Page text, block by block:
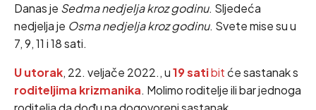
Danas je Sedma nedjelja kroz godinu. Sljedeća
nedjelja je Osma nedjelja kroz godinu. Svete mise su u
7, 9, 11 i 18 sati.
U utorak, 22. veljače 2022., u19 satibit će sastanak s
roditeljima krizmanika. Molimo roditelje ili bar jednoga